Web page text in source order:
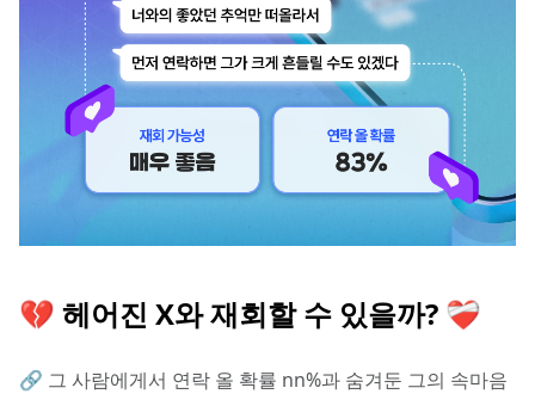
💔 헤어진 X와 재회할 수 있을까? ❤️‍🩹
🔗 그 사람에게서 연락 올 확률 nn%과 숨겨둔 그의 속마음